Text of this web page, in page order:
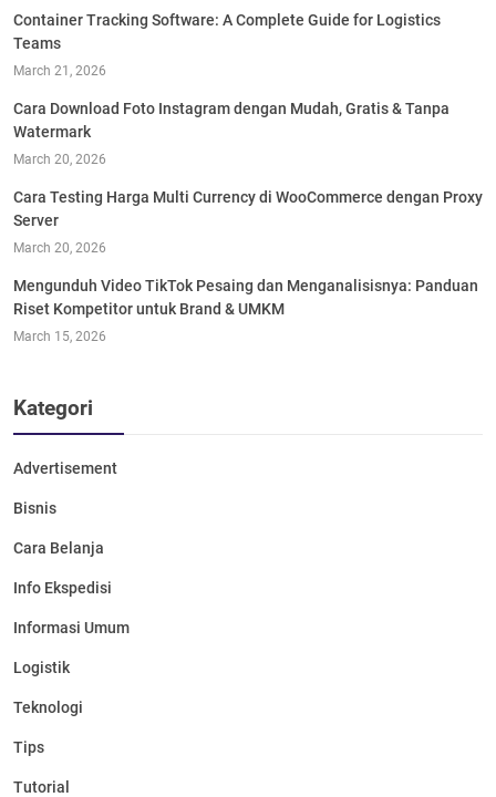
Container Tracking Software: A Complete Guide for Logistics
Teams
March 21, 2026
Cara Download Foto Instagram dengan Mudah, Gratis & Tanpa
Watermark
March 20, 2026
Cara Testing Harga Multi Currency di WooCommerce dengan Proxy
Server
March 20, 2026
Mengunduh Video TikTok Pesaing dan Menganalisisnya: Panduan
Riset Kompetitor untuk Brand & UMKM
March 15, 2026
Kategori
Advertisement
Bisnis
Cara Belanja
Info Ekspedisi
Informasi Umum
Logistik
Teknologi
Tips
Tutorial